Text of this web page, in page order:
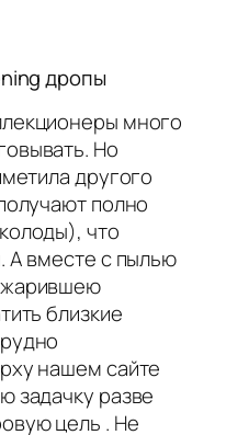
дропы
много
Но
другого
полно
что
вместе с пылью
близкие
нашем сайте
задачку разве
цель . Не